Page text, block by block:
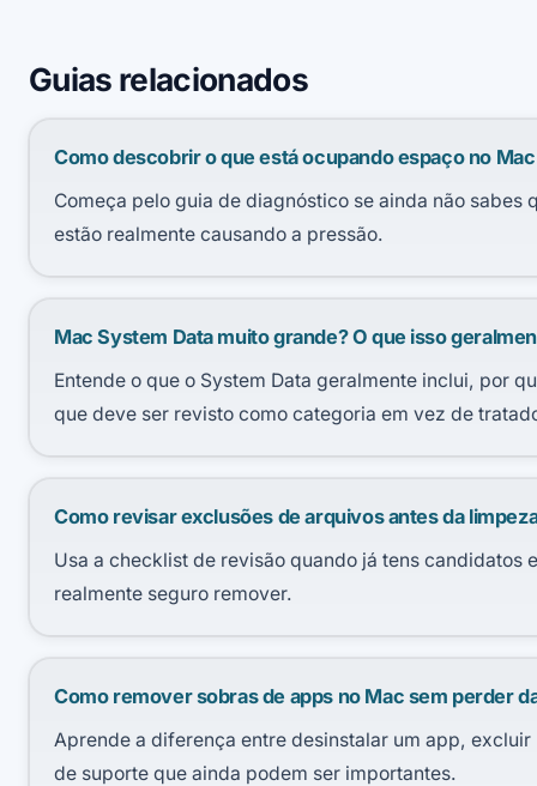
Guias relacionados
Como descobrir o que está ocupando espaço no Mac
Começa pelo guia de diagnóstico se ainda não sabes
estão realmente causando a pressão.
Mac System Data muito grande? O que isso
Entende o que o System Data geralmente inclui, por
que deve ser revisto como categoria em vez de
Como revisar exclusões de arquivos antes da
Usa a checklist de revisão quando já tens candidatos
realmente seguro remover.
Como remover sobras de apps no Mac sem perder
Aprende a diferença entre desinstalar um app,
de suporte que ainda podem ser importantes.